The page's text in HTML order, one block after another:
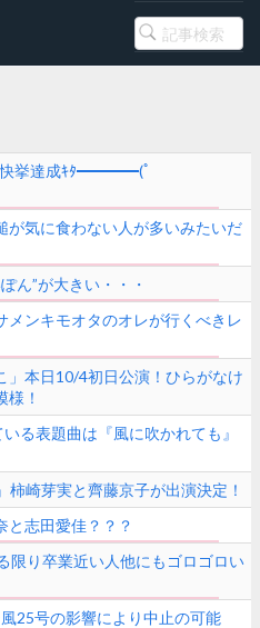
快挙達成ｷﾀ━━━━(ﾟ
が気に食わない人が多いみたいだ
ん”が大きい・・・
ンキモオタのオレが行くべきレ
」本日10/4初日公演！ひらがなけ
！
る表題曲は『風に吹かれても』
崎芽実と齊藤京子が出演決定！
と志田愛佳？？？
限り卒業近い人他にもゴロゴロい
25号の影響により中止の可能